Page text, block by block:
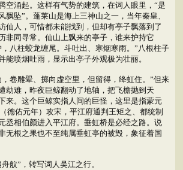
空涌起。这样有气势的建筑，在词人眼里，“是
飘坠”。蓬莱山是海上三神山之一，当年秦皇、
仙人，可惜都未能找到，但却有亭子飘落到了
非同寻常。仙山上飘来的亭子，谁来护持它
八柱蛟龙缠尾。斗吐出、寒烟寒雨。”八根柱子
能喷烟吐雨，显示出亭子外观极为壮丽。
雕翚、掷向虚空里，但留得，绛虹住。”但来
劫难，昨夜巨鲸翻动了地轴，把飞檐抛到天
来。这个巨鲸实指人间的巨怪，这里是指蒙元
德佑元年）攻宋，平江府通判王矩之、都统制
丞相伯颜进入平江府。垂虹桥是必经之路。说
无根之果也不至纯属垂虹亭的被毁，象征着国
”，转写词人吴江之行。